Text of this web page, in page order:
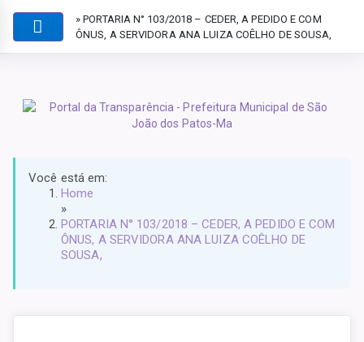
» PORTARIA N° 103/2018 – CEDER, A PEDIDO E COM
ÔNUS, A SERVIDORA ANA LUIZA COÊLHO DE SOUSA,
Você está em:
Home
»
PORTARIA N° 103/2018 – CEDER, A PEDIDO E COM
ÔNUS, A SERVIDORA ANA LUIZA COÊLHO DE
SOUSA,